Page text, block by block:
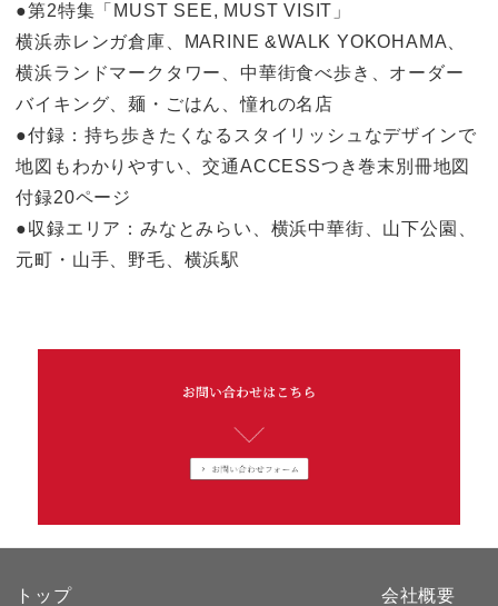
●第2特集「MUST SEE, MUST VISIT」
横浜赤レンガ倉庫、MARINE &WALK YOKOHAMA、
横浜ランドマークタワー、中華街食べ歩き、オーダー
バイキング、麺・ごはん、憧れの名店
●付録：持ち歩きたくなるスタイリッシュなデザインで
地図もわかりやすい、交通ACCESSつき巻末別冊地図
付録20ページ
●収録エリア：みなとみらい、横浜中華街、山下公園、
元町・山手、野毛、横浜駅
トップ 会社概要